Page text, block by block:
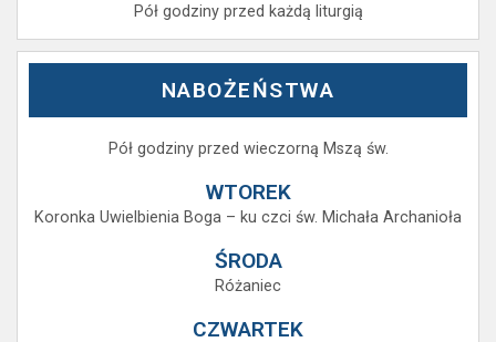
Pół godziny przed każdą liturgią
NABOŻEŃSTWA
Pół godziny przed wieczorną Mszą św.
WTOREK
Koronka Uwielbienia Boga – ku czci św. Michała Archanioła
ŚRODA
Różaniec
CZWARTEK